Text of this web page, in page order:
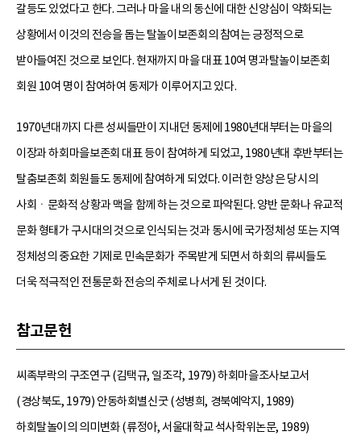
갈등도 있었다고 한다. 그러나 마을 내의 동신에 대한 신앙심이 약화되는
상황에서 이것의 전승을 돕는 탈놀이보존회의 참여는 긍정적으로
받아들여진 것으로 보인다. 현재까지 마을 대표 10여 명과탈놀이보존회
회원 10여 명이 참여하여 동제가 이루어지고 있다.
1970년대까지 다른 성씨들만이 지내던 동제에 1980년대부터는 마을의
이장과 하회마을보존회 대표 등이 참여하게 되었고, 1980년대 후반부터는
탈춤보존회 회원들도 동제에 참여하게 되었다. 이러한 양상은 당시의
사회ㆍ문화적 상황과 맥을 함께 하는 것으로 파악된다. 양반 문화나 유교적
문화 형태가 구시대의 것으로 인식되는 것과 동시에 국가정체성 또는 지역
정체성의 중요한 기제로 민속문화가 주목받게 되면서 하회의 류씨들도
더욱 적극적인 전통문화 전승의 주체로 나서게 된 것이다.
참고문헌
씨족부락의 구조연구 (김택규, 일조각, 1979) 하회마을조사보고서
(경상북도, 1979) 안동하회별신굿 (성병희, 경북예악지, 1989)
하회탈놀이의 의미변화 (류정아, 서울대학교 석사학위논문, 1989)